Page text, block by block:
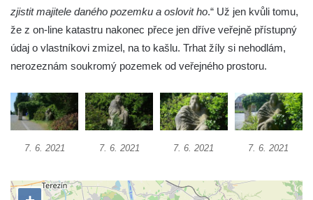
Lysá nad Labem, barokní město Šporkovo
Socha Opičákovník v ZOO Hluboká
Reliéf Rodina a práce na budově záložny
čp. 69/1 v Českých Budějovicích
Socha Krista klesajícího pod křížem u
zjistit majitele daného pozemku a oslovit ho.“ Už jen kvůli tomu,
že z on-line katastru nakonec přece jen dříve veřejně přístupný
údaj o vlastníkovi zmizel, na to kašlu. Trhat žíly si nehodlám,
nerozeznám soukromý pozemek od veřejného prostoru.
7. 6. 2021 7. 6. 2021 7. 6. 2021 7. 6. 2021